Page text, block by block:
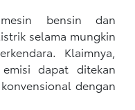
bensin dan
selama mungkin
Klaimnya,
dapat ditekan
dengan